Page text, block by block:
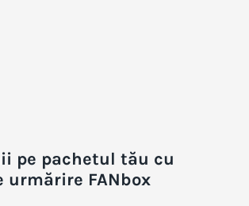
pe pachetul tău cu
urmărire FANbox